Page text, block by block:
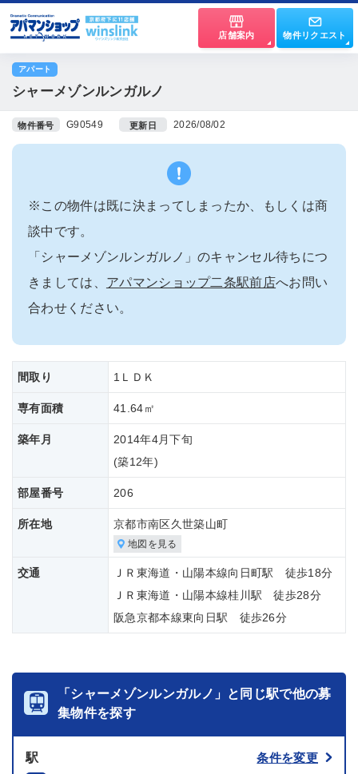
店舗案内 物件リクエスト
アパート
シャーメゾンルンガルノ
物件番号 G90549 更新日 2026/08/02
※この物件は既に決まってしまったか、もしくは商
談中です。
「シャーメゾンルンガルノ」のキャンセル待ちにつ
きましては、 アパマンショップ二条駅前店へお問い
合わせください。
間取り 1ＬＤＫ
専有面積 41.64㎡
築年月
2014年4月下旬
(築12年)
部屋番号 206
所在地 京都市南区久世築山町
地図を見る
交通
ＪＲ東海道・山陽本線向日町駅 徒歩18分
ＪＲ東海道・山陽本線桂川駅 徒歩28分
阪急京都本線東向日駅 徒歩26分
「シャーメゾンルンガルノ」と同じ駅で他の募
集物件を探す
駅
条件を変更